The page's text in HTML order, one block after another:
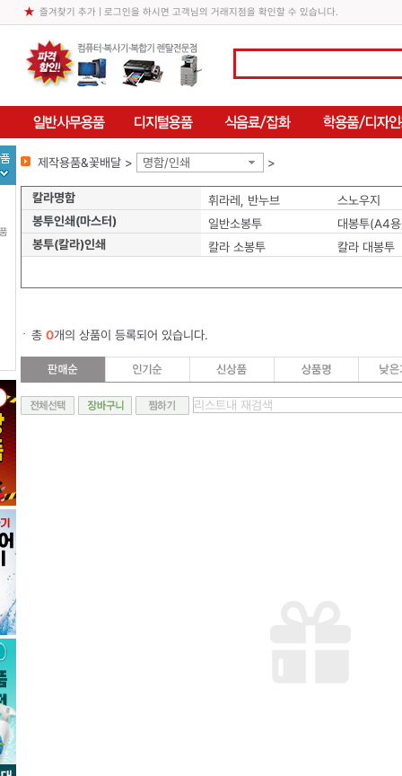
즐겨찾기 추가| 로그인을 하시면 고객님의 거래지점을 확인할 수 있습니다.
제작용품&꽃배달 > 명함/인쇄 >
칼라명함 휘라레, 반누브
스노우지
봉투인쇄(마스터)
일반소봉투
대봉투(A4
봉투(칼라)인쇄
칼라 소봉투 칼라 대봉투
총 0개의 상품이 등록되어 있습니다.